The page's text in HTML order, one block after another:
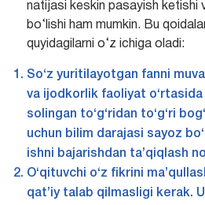
natijasi keskin pasayish ketishi
bo‘lishi ham mumkin. Bu
quyidagilarni o‘z ichiga oladi:
So‘z yuritilayotgan fanni
va ijodkorlik faoliyat
solingan to‘g‘ridan to‘g‘ri
uchun bilim darajasi sayoz
ishni bajarishdan ta’qiqlash
O‘qituvchi o‘z fikrini
qat’iy talab qilmasligi kerak.